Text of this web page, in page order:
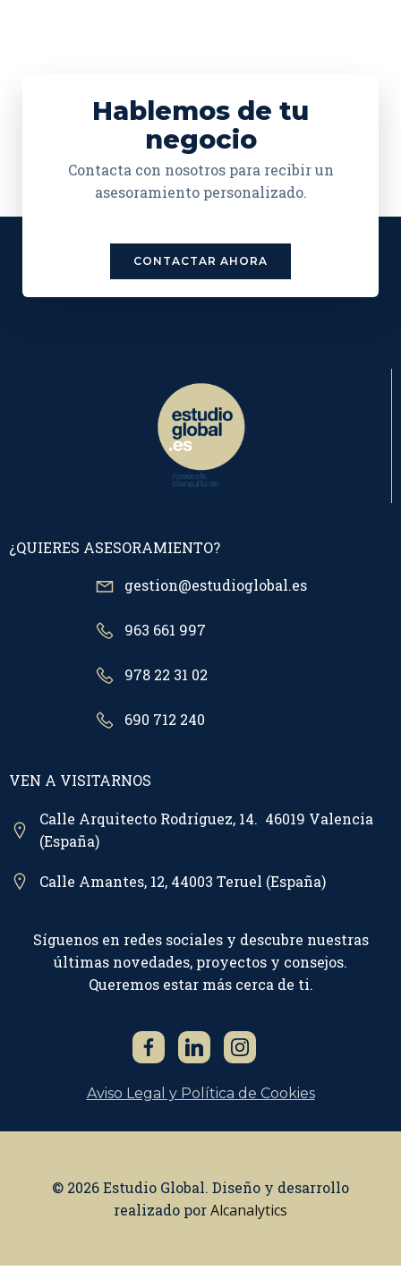
Hablemos de tu
negocio
Contacta con nosotros para recibir un
asesoramiento personalizado.
CONTACTAR AHORA
¿QUIERES ASESORAMIENTO?
gestion@estudioglobal.es
963 661 997
978 22 31 02
690 712 240
VEN A VISITARNOS
Calle Arquitecto Rodríguez, 14. 46019 Valencia
(España)
Calle Amantes, 12, 44003 Teruel (España)
Síguenos en redes sociales y descubre nuestras
últimas novedades, proyectos y consejos.
Queremos estar más cerca de ti.
Aviso Legal y Política de Cookies
© 2026 Estudio Global. Diseño y desarrollo
realizado porAlcanalytics